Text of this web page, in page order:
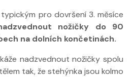
pro dovršení 3. měsíce
nožičky do 90
na dolních končetinách.
nadzvednout nožičky spolu
tak, že stehýnka jsou kolmo